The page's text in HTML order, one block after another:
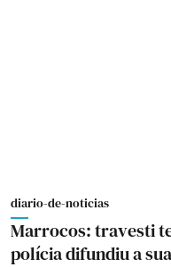
diario-de-noticias
Marrocos: travesti
polícia difundiu a